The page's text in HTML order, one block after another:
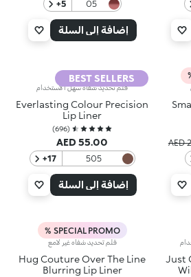
05
Plum
‎+5
إضافة إلى السلة
AED
BEST SELLERS
قلم تحديد شفاه سهل الاستخدام
Everlasting Colour Precision
Lip Liner
(
696
)
AED 55.00
505
‎+17
إضافة إلى السلة
Just
SPECIAL PROMO %
قلم تحديد شفاه غير لامع
Hug Couture Over The Line
Blurring Lip Liner